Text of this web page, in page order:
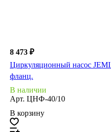
8 473 ₽
Циркуляционный насос
фланц.
В наличии
Арт. ЦНФ-40/10
В корзину